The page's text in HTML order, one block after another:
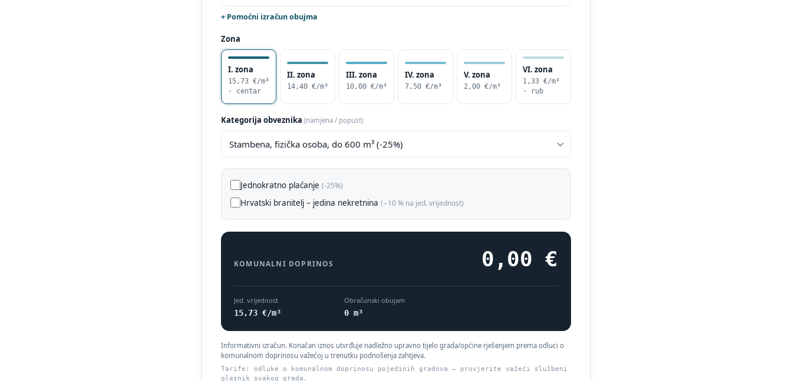
+ Pomoćni izračun obujma
Zona
I. zona
15,73 €/m³
· centar
II. zona
14,40 €/m³
III. zona
10,00 €/m³
IV. zona
7,50 €/m³
V. zona
2,00 €/m³
VI. zona
1,33 €/m³
· rub
Kategorija obveznika (namjena / popust)
Jednokratno plaćanje (-25%)
Hrvatski branitelj – jedina nekretnina (−10 % na jed. vrijednost)
KOMUNALNI DOPRINOS 0,00 €
Jed. vrijednost
15,73 €/m³
Obračunski obujam
0 m³
Informativni izračun. Konačan iznos utvrđuje nadležno upravno tijelo grada/općine rješenjem prema odluci o
komunalnom doprinosu važećoj u trenutku podnošenja zahtjeva.
Tarife: odluke o komunalnom doprinosu pojedinih gradova — provjerite važeći službeni
glasnik svakog grada.